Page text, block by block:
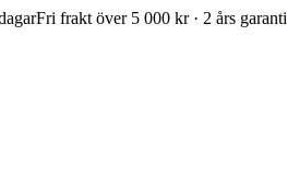
Fri frakt över 5 000 kr · 2 års garanti